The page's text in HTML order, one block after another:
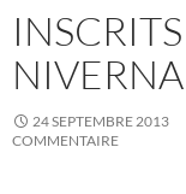
24 SEPTEMBRE 2013
COMMENTAIRE